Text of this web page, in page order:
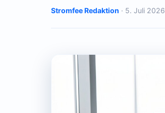
Stromfee Redaktion · 5. Juli 2026